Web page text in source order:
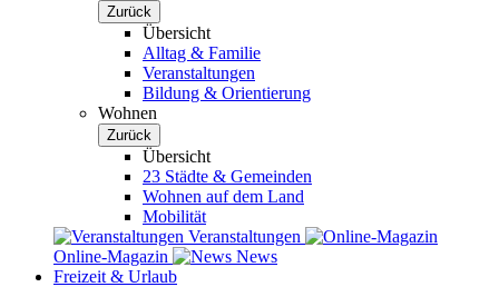
Zurück
Übersicht
Alltag & Familie
Veranstaltungen
Bildung & Orientierung
Wohnen
Zurück
Übersicht
23 Städte & Gemeinden
Wohnen auf dem Land
Mobilität
Veranstaltungen
Online-Magazin
News
Freizeit & Urlaub